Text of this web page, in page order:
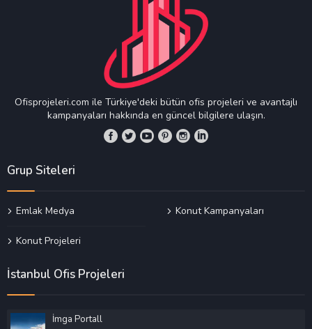
Ofisprojeleri.com ile Türkiye'deki bütün ofis projeleri ve avantajlı
kampanyaları hakkında en güncel bilgilere ulaşın.
Grup Siteleri
Emlak Medya Konut Kampanyaları
Konut Projeleri
İstanbul Ofis Projeleri
İmga Portall